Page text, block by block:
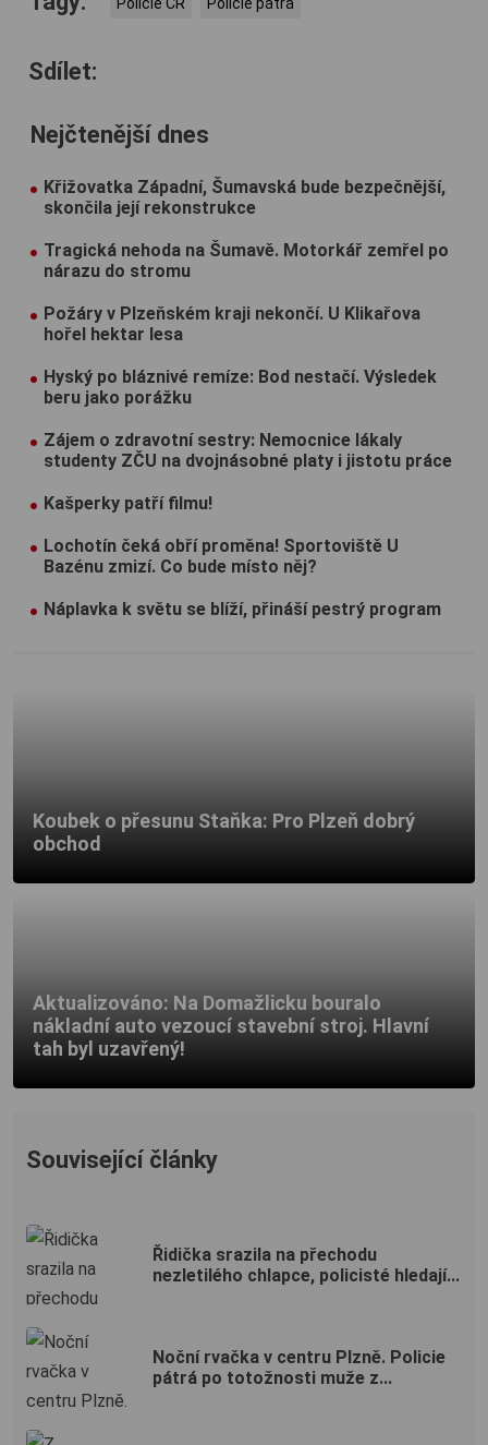
Policie ČR Policie pátrá
Sdílet:
Nejčtenější dnes
Křižovatka Západní, Šumavská bude bezpečnější,
skončila její rekonstrukce
Tragická nehoda na Šumavě. Motorkář zemřel po
nárazu do stromu
Požáry v Plzeňském kraji nekončí. U Klikařova
hořel hektar lesa
Hyský po bláznivé remíze: Bod nestačí. Výsledek
beru jako porážku
Zájem o zdravotní sestry: Nemocnice lákaly
studenty ZČU na dvojnásobné platy i jistotu práce
Kašperky patří filmu!
Lochotín čeká obří proměna! Sportoviště U
Bazénu zmizí. Co bude místo něj?
Náplavka k světu se blíží, přináší pestrý program
Koubek o přesunu Staňka: Pro Plzeň dobrý
obchod
Aktualizováno: Na Domažlicku bouralo
nákladní auto vezoucí stavební stroj. Hlavní
tah byl uzavřený!
Související články
Řidička srazila na přechodu
nezletilého chlapce, policisté hledají...
Noční rvačka v centru Plzně. Policie
pátrá po totožnosti muže z...